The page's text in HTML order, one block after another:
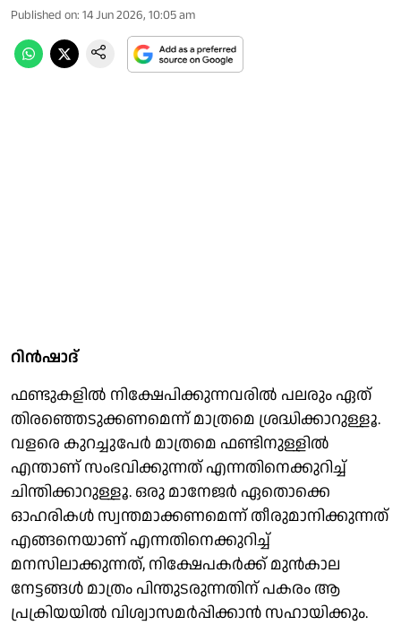
Published on: 14 Jun 2026, 10:05 am
റിന്‍ഷാദ്
ഫണ്ടുകളില്‍ നിക്ഷേപിക്കുന്നവരില്‍ പലരും ഏത്
തിരഞ്ഞെടുക്കണമെന്ന് മാത്രമെ ശ്രദ്ധിക്കാറുള്ളൂ.
വളരെ കുറച്ചുപേര്‍ മാത്രമെ ഫണ്ടിനുള്ളില്‍
എന്താണ് സംഭവിക്കുന്നത് എന്നതിനെക്കുറിച്ച്
ചിന്തിക്കാറുള്ളൂ. ഒരു മാനേജര്‍ ഏതൊക്കെ
ഓഹരികള്‍ സ്വന്തമാക്കണമെന്ന് തീരുമാനിക്കുന്നത്
എങ്ങനെയാണ് എന്നതിനെക്കുറിച്ച്
മനസിലാക്കുന്നത്, നിക്ഷേപകര്‍ക്ക് മുന്‍കാല
നേട്ടങ്ങള്‍ മാത്രം പിന്തുടരുന്നതിന് പകരം ആ
പ്രക്രിയയില്‍ വിശ്വാസമര്‍പ്പിക്കാന്‍ സഹായിക്കും.